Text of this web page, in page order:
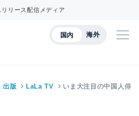
リース配信メディア
国内 海外
出版 LaLa TV いま大注目の中国人俳